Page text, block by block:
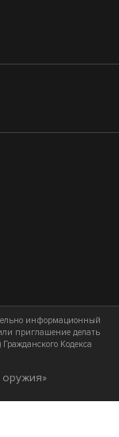
информационный
приглашение делать
Кодекса